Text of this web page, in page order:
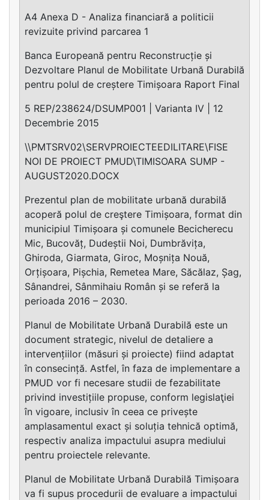
A4 Anexa D - Analiza financiară a politicii
revizuite privind parcarea 1
Banca Europeană pentru Reconstrucție și
Dezvoltare Planul de Mobilitate Urbană Durabilă
pentru polul de creștere Timișoara Raport Final
5 REP/238624/DSUMP001 | Varianta IV | 12
Decembrie 2015
\\PMTSRV02\SERVPROIECTEEDILITARE\FISE
NOI DE PROIECT PMUD\TIMISOARA SUMP -
AUGUST2020.DOCX
Prezentul plan de mobilitate urbană durabilă
acoperă polul de creştere Timișoara, format din
municipiul Timișoara și comunele Becicherecu
Mic, Bucovăț, Dudeștii Noi, Dumbrăvița,
Ghiroda, Giarmata, Giroc, Moșnița Nouă,
Orțișoara, Pișchia, Remetea Mare, Săcălaz, Șag,
Sânandrei, Sânmihaiu Român și se referă la
perioada 2016 – 2030.
Planul de Mobilitate Urbană Durabilă este un
document strategic, nivelul de detaliere a
intervențiilor (măsuri și proiecte) fiind adaptat
în consecință. Astfel, în faza de implementare a
PMUD vor fi necesare studii de fezabilitate
privind investițiile propuse, conform legislaţiei
în vigoare, inclusiv în ceea ce privește
amplasamentul exact și soluția tehnică optimă,
respectiv analiza impactului asupra mediului
pentru proiectele relevante.
Planul de Mobilitate Urbană Durabilă Timișoara
va fi supus procedurii de evaluare a impactului